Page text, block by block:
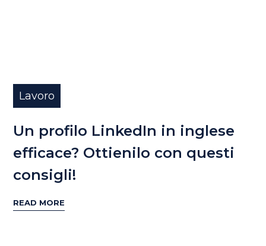
Lavoro
Un profilo LinkedIn in inglese
efficace? Ottienilo con questi
consigli!
READ MORE